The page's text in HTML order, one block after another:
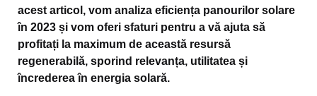
acest articol, vom analiza eficiența panourilor solare
în 2023 și vom oferi sfaturi pentru a vă ajuta să
profitați la maximum de această resursă
regenerabilă, sporind relevanța, utilitatea și
încrederea în energia solară.